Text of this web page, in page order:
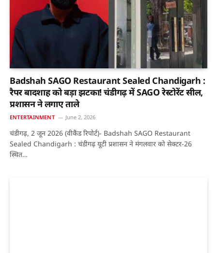
Badshah SAGO Restaurant Sealed Chandigarh :
रैपर बादशाह को बड़ा झटका! चंडीगढ़ में SAGO रेस्टोरेंट सील,
प्रशासन ने लगाए ताले
ENTERTAINMENT June 2, 2026
चंडीगढ़, 2 जून 2026 (वीकैंड रिपोर्ट)- Badshah SAGO Restaurant
Sealed Chandigarh : चंडीगढ़ यूटी प्रशासन ने मंगलवार को सेक्टर-26
स्थित…